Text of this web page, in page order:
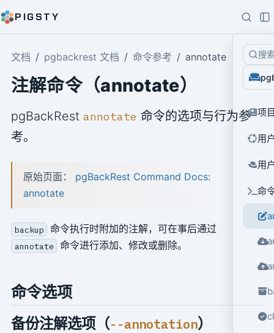
PIGSTY
搜
项
用
用
命
文档 pgbackrest 文档 命令参考 annotate
注解命令（annotate）
pgBackRest annotate 命令的选项与行为参
考。
原始页面： pgBackRest Command Docs:
annotate
backup 命令执行时附加的注解，可在事后通过
annotate 命令进行添加、修改或删除。
命令选项
备份注解选项（--annotation）